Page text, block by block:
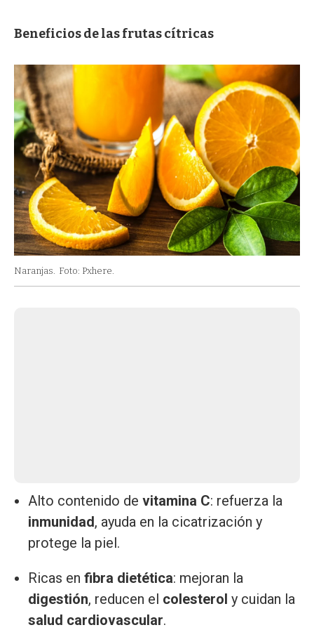
Beneficios de las frutas cítricas
Naranjas. Foto: Pxhere.
Alto contenido de vitamina C: refuerza la
inmunidad, ayuda en la cicatrización y
protege la piel.
Ricas en fibra dietética: mejoran la
digestión, reducen el colesterol y cuidan la
salud cardiovascular.